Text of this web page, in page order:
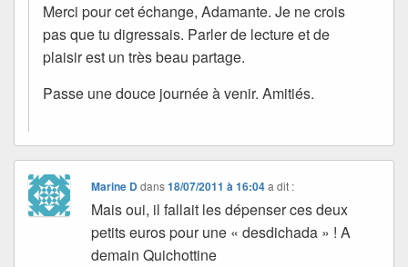
Merci pour cet échange, Adamante. Je ne crois
pas que tu digressais. Parler de lecture et de
plaisir est un très beau partage.
Passe une douce journée à venir. Amitiés.
Marine Ddans18/07/2011 à 16:04 a dit :
Mais oui, il fallait les dépenser ces deux
petits euros pour une « desdichada » ! A
demain Quichottine